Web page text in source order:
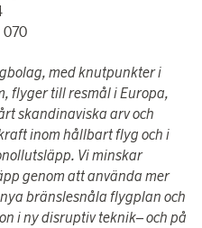
070
med knutpunkter i
flyger till resmål i Europa,
skandinaviska arv och
inom hållbart flyg och i
Vi minskar
genom att använda mer
bränslesnåla flygplan och
i ny disruptiv teknik– och på